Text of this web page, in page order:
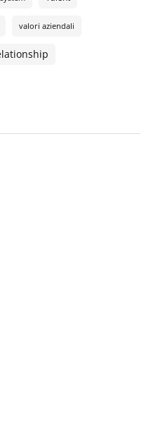
valori aziendali